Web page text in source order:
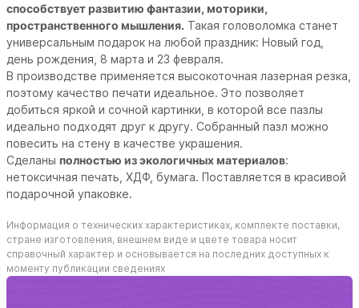
способствует развитию фантазии, моторики,
пространственного мышления. Такая головоломка станет
универсальным подарок на любой праздник: Новый год,
день рождения, 8 марта и 23 февраля.
В производстве применяется высокоточная лазерная резка,
поэтому качество печати идеальное. Это позволяет
добиться яркой и сочной картинки, в которой все пазлы
идеально подходят друг к другу. Собранный пазл можно
повесить на стену в качестве украшения.
Сделаны полностью из экологичных материалов:
нетоксичная печать, ХДФ, бумага. Поставляется в красивой
подарочной упаковке.
Информация о технических характеристиках, комплекте поставки,
стране изготовления, внешнем виде и цвете товара носит
справочный характер и основывается на последних доступных к
моменту публикации сведениях